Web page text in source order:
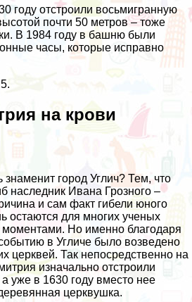
году отстроили восьмигранную
почти 50 метров – тоже
В 1984 году в башню были
часы, которые исправно
на крови
город Углич? Тем, что
наследник Ивана Грозного –
и сам факт гибели юного
остаются для многих ученых
Но именно благодаря
в Угличе было возведено
церквей. Так непосредственно на
изначально отстроили
уже в 1630 году вместо нее
церквушка.